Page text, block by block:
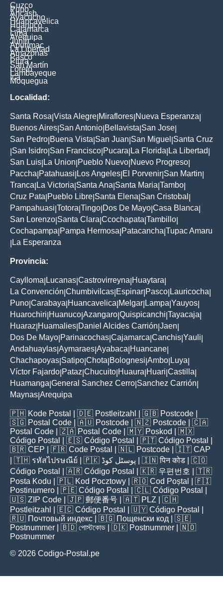
Cuzco
Puno
Ancash
Ayacucho
Huancavelica
Huanuco
Cajamarca
Lima
Arequipa
Junín
Apurimac
La Libertad
Amazonas
Pasco
Piura
San Martín
Loreto
Lambayeque
Ica
Moquegua
Localidad:
Santa Rosa Vista Alegre Miraflores Nueva Esperanza
Buenos Aires San Antonio Bellavista San Jose
San Pedro Buena Vista San Juan San Miguel Santa Cruz
San Isidro San Francisco Pucara La Florida La Libertad
San Luis La Union Pueblo Nuevo Nuevo Progreso
Paccha Patahuasi Los Angeles El Porvenir San Martin
Tranca La Victoria Santa Ana Santa Maria Tambo
Cruz Pata Pueblo Libre Santa Elena San Cristobal
Pampahuasi Totora Tingo Dos De Mayo Casa Blanca
San Lorenzo Santa Clara Ccochapata Tambillo
Cochapampa Pampa Hermosa Patacancha Tupac Amaru
La Esperanza
Provincia:
Caylloma Lucanas Castrovirreyna Huaytara
La Convención Chumbivilcas Espinar Pasco Lauricocha
Puno Carabaya Huancavelica Melgar Lampa Yauyos
Huarochiri Huanuco Azangaro Quispicanchi Tayacaja
Huaraz Huamalies Daniel Alcides Carrión Jaen
Dos De Mayo Parinacochas Cajamarca Canchis Yauli
Andahuaylas Aymaraes Ayabaca Huancane
Chachapoyas Satipo Chota Bolognesi Ambo Luya
Víctor Fajardo Pataz Chucuito Huaura Huari Castilla
Huamanga General Sanchez Cerro Sanchez Carrión
Maynas Arequipa
🇵🇭 Kode Postal | 🇩🇪 Postleitzahl | 🇬🇧 Postcode
🇸🇬 Postal Code | 🇦🇺 Postcode | 🇳🇿 Postcode | 🇨🇦
Postal Code | 🇿🇦 Postal Code | 🇲🇾 Poskod
| 🇲🇽
Código Postal
| 🇪🇸 Código Postal | 🇵🇹 Código Postal
🇧🇷 CEP | 🇫🇷 Code Postal | 🇳🇱 Postcode | 🇮🇹 CAP
| 🇹🇭 รหัสไปรษณีย์ | 🇵🇰 پوسٹل کوڈ | 🇮🇳पिन कोड | 🇨🇴
Código Postal
| 🇦🇷 Código Postal | 🇰🇷 우편번호
| 🇹🇷
Posta Kodu | 🇵🇱 Kod Pocztowy | 🇷🇴 Cod Poștal
| 🇫🇮
Postinumero | 🇵🇪 Código Postal | 🇨🇱 Código Postal
🇺🇸 ZIP Code | 🇯🇵 郵便番号 | 🇦🇹 PLZ | 🇨🇭
Postleitzahl
| 🇪🇨 Código Postal | 🇺🇾 Código Postal
🇷🇺 Почтовый индекс | 🇧🇬 Пощенски код | 🇸🇪
Postnummer | 🇧🇩 পোস্টকোড | 🇩🇰 Postnummer | 🇳🇴
Postnummer
© 2026 Codigo-Postal.pe